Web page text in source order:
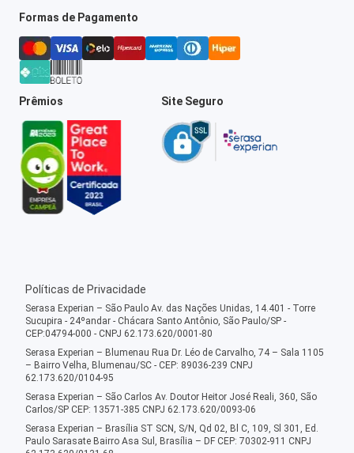
Formas de Pagamento
Prêmios Site Seguro
Políticas de Privacidade
Serasa Experian – São Paulo Av. das Nações Unidas, 14.401 - Torre
Sucupira - 24ºandar - Chácara Santo Antônio, São Paulo/SP -
CEP:04794-000 - CNPJ 62.173.620/0001-80
Serasa Experian – Blumenau Rua Dr. Léo de Carvalho, 74 – Sala 1105
– Bairro Velha, Blumenau/SC - CEP: 89036-239 CNPJ
62.173.620/0104-95
Serasa Experian – São Carlos Av. Doutor Heitor José Reali, 360, São
Carlos/SP CEP: 13571-385 CNPJ 62.173.620/0093-06
Serasa Experian – Brasília ST SCN, S/N, Qd 02, Bl C, 109, Sl 301, Ed.
Paulo Sarasate Bairro Asa Sul, Brasília – DF CEP: 70302-911 CNPJ